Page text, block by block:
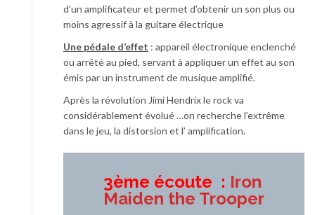
d’un amplificateur et permet d’obtenir un son plus ou
moins agressif à la guitare électrique
Une pédale d’effet : appareil électronique enclenché
ou arrêté au pied, servant à appliquer un effet au son
émis par un instrument de musique amplifié.
Après la révolution Jimi Hendrix le rock va
considérablement évolué …on recherche l’extrême
dans le jeu, la distorsion et l’ amplification.
3ème écoute : Iron
Maiden the Trooper